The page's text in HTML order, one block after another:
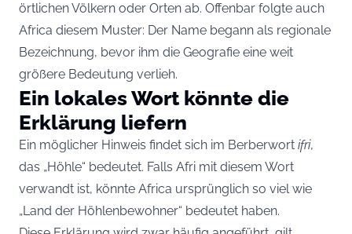
örtlichen Völkern oder Orten ab. Offenbar folgte auch
Africa diesem Muster: Der Name begann als regionale
Bezeichnung, bevor ihm die Geografie eine weit
größere Bedeutung verlieh.
Ein lokales Wort könnte die
Erklärung liefern
Ein möglicher Hinweis findet sich im Berberwort ifri,
das „Höhle“ bedeutet. Falls Afri mit diesem Wort
verwandt ist, könnte Africa ursprünglich so viel wie
„Land der Höhlenbewohner“ bedeutet haben.